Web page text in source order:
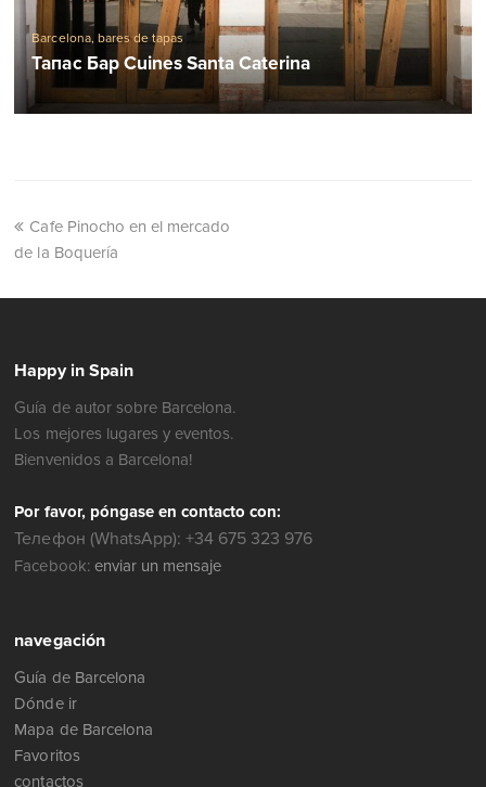
Barcelona, ​​bares de tapas
Тапас Бар Cuines Santa Caterina
Cafe Pinocho en el mercado
de la Boquería
Happy in Spain
Guía de autor sobre Barcelona.
Los mejores lugares y eventos.
Bienvenidos a Barcelona!
Por favor, póngase en contacto con:
Телефон (WhatsApp): +34 675 323 976
Facebook: enviar un mensaje
navegación
Guía de Barcelona
Dónde ir
Mapa de Barcelona
Favoritos
contactos